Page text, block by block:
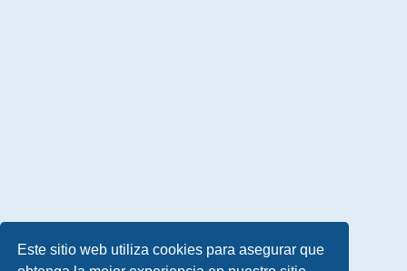
Este sitio web utiliza cookies para asegurar que